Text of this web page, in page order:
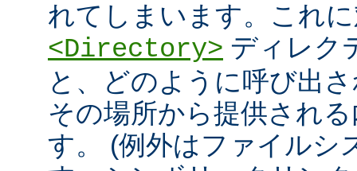
れてしまいます。これ
<Directory> ディレク
と、どのように呼び出
その場所から提供され
す。 (例外はファイルシ